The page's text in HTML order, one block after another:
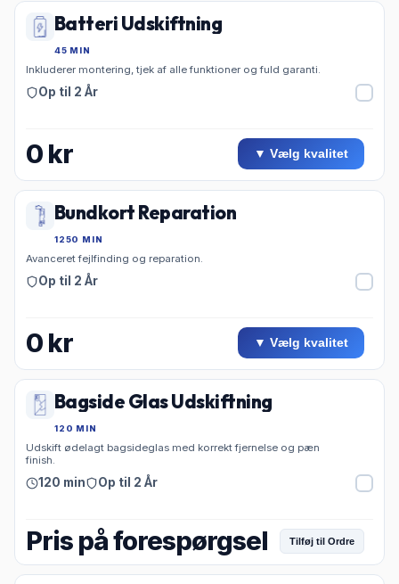
Batteri Udskiftning
45 MIN
Inkluderer montering, tjek af alle funktioner og fuld garanti.
Op til 2 År
0 kr ▼ Vælg kvalitet
Bundkort Reparation
1250 MIN
Avanceret fejlfinding og reparation.
Op til 2 År
0 kr ▼ Vælg kvalitet
Bagside Glas Udskiftning
120 MIN
Udskift ødelagt bagsideglas med korrekt fjernelse og pæn
finish.
120 min Op til 2 År
Pris på forespørgsel Tilføj til Ordre